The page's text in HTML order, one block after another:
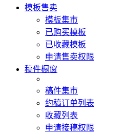
模板售卖
模板集市
已购买模板
已收藏模板
申请售卖权限
稿件橱窗
稿件集市
约稿订单列表
收藏列表
申请接稿权限